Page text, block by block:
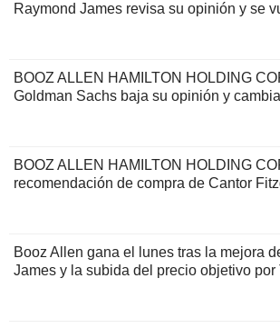
Raymond James revisa su opinión y se
BOOZ ALLEN HAMILTON HOLDING
Goldman Sachs baja su opinión y
BOOZ ALLEN HAMILTON HOLDING
recomendación de compra de Cantor
Booz Allen gana el lunes tras la mejora
James y la subida del precio objetivo por